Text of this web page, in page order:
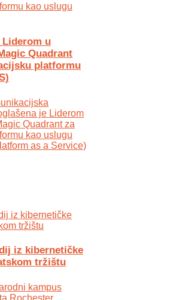
Liderom u
Quadrant
platformu
je Liderom
Quadrant za
kao uslugu
as a Service)
iz kibernetičke
tržištu
kampus
Rochester